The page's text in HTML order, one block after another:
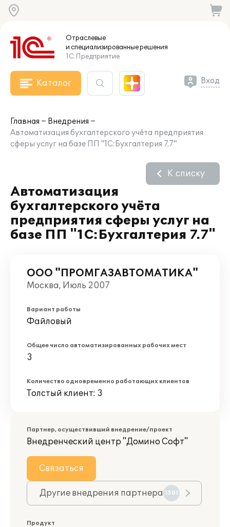
Отраслевые
и специализированныерешения
1С:Предприятие
Каталог Вход
Главная
Внедрения
Автоматизация бухгалтерского учёта предприятия
сферы услуг на базе ПП "1С:Бухгалтерия 7.7"
Автоматизация
бухгалтерского учёта
предприятия сферы услуг на
базе ПП "1С:Бухгалтерия 7.7"
К списку
ООО "ПРОМГАЗАВТОМАТИКА"
Москва, Июль 2007
Вариант работы
Файловый
Общее число автоматизированных рабочих мест
3
Количество одновременно работающих клиентов
Толстый клиент: 3
Партнер, осуществивший внедрение/проект
Внедренческий центр "Домино Софт"
Связаться
Другие внедрения партнера 1501
Продукт